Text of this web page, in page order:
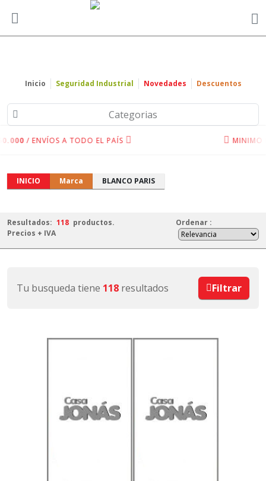
Inicio Seguridad Industrial Novedades Descuentos
Categorias
/ ENVÍOS A TODO EL PAÍS MINIMO
INICIO Marca BLANCO PARIS
Resultados: 118 productos.
Precios + IVA
Ordenar :
Tu busqueda tiene 118 resultados Filtrar